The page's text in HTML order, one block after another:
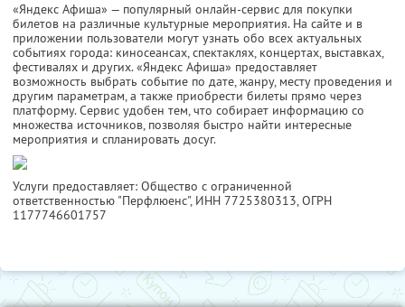
«Яндекс Афиша» — популярный онлайн-сервис для покупки
билетов на различные культурные мероприятия. На сайте и в
приложении пользователи могут узнать обо всех актуальных
событиях города: киносеансах, спектаклях, концертах, выставках,
фестивалях и других. «Яндекс Афиша» предоставляет
возможность выбрать событие по дате, жанру, месту проведения и
другим параметрам, а также приобрести билеты прямо через
платформу. Сервис удобен тем, что собирает информацию со
множества источников, позволяя быстро найти интересные
мероприятия и спланировать досуг.
Услуги предоставляет: Общество с ограниченной
ответственностью "Перфлюенс", ИНН 7725380313, ОГРН
1177746601757